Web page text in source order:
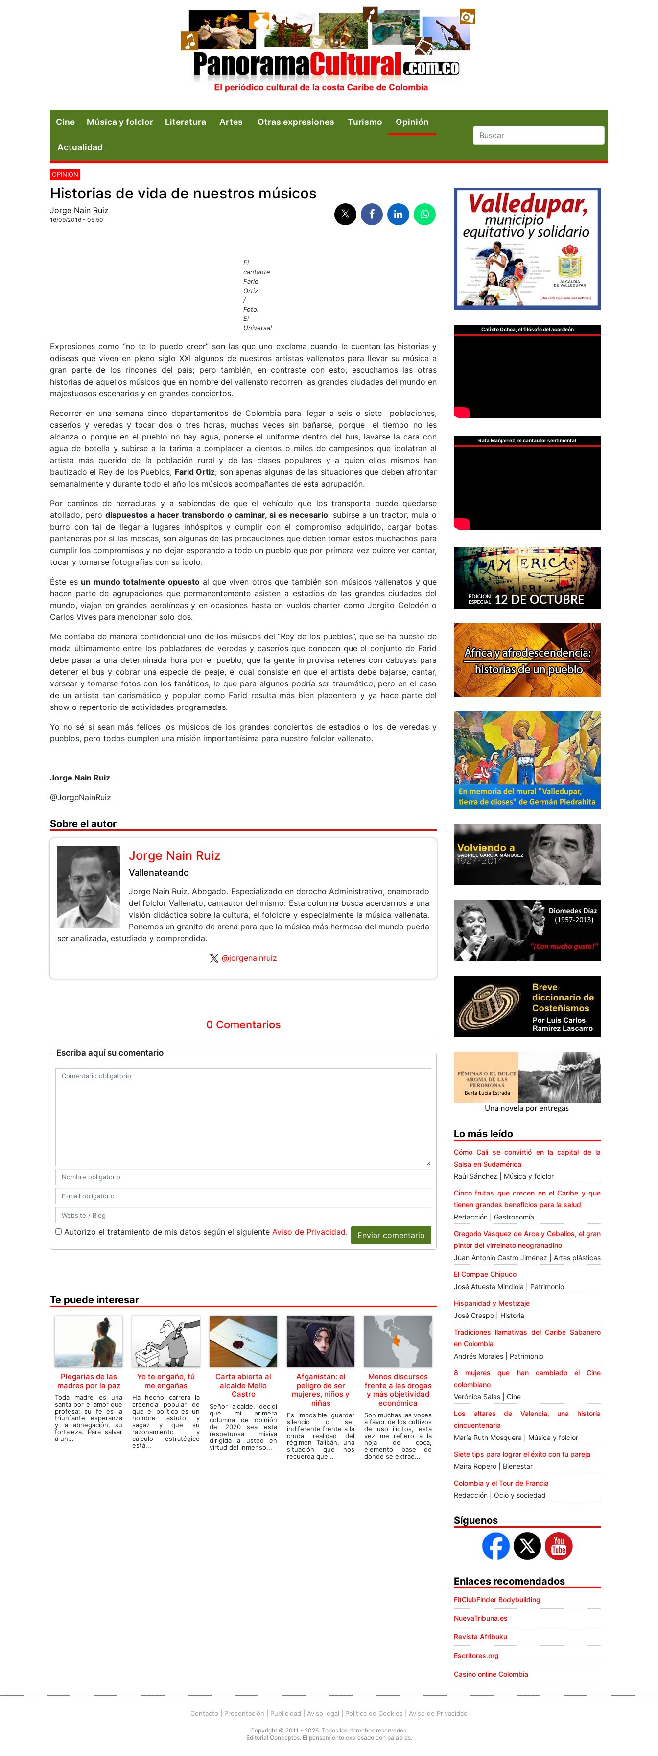
Cine Música y folclor Literatura Artes Otras expresiones Turismo Opinión
Actualidad
OPINIÓN
Historias de vida de nuestros músicos
Jorge Nain Ruiz
16/09/2016 - 05:50
El
cantante
Farid
Ortiz
/
Foto:
El
Universal
Expresiones como “no te lo puedo creer” son las que uno exclama cuando le cuentan las historias y
odiseas que viven en pleno siglo XXI algunos de nuestros artistas vallenatos para llevar su música a
gran parte de los rincones del país; pero también, en contraste con esto, escuchamos las otras
historias de aquellos músicos que en nombre del vallenato recorren las grandes ciudades del mundo en
majestuosos escenarios y en grandes conciertos.
Recorrer en una semana cinco departamentos de Colombia para llegar a seis o siete poblaciones,
caseríos y veredas y tocar dos o tres horas, muchas veces sin bañarse, porque el tiempo no les
alcanza o porque en el pueblo no hay agua, ponerse el uniforme dentro del bus, lavarse la cara con
agua de botella y subirse a la tarima a complacer a cientos o miles de campesinos que idolatran al
artista más querido de la población rural y de las clases populares y a quien ellos mismos han
bautizado el Rey de los Pueblos, Farid Ortiz; son apenas algunas de las situaciones que deben afrontar
semanalmente y durante todo el año los músicos acompañantes de esta agrupación.
Por caminos de herraduras y a sabiendas de que el vehículo que los transporta puede quedarse
atollado, pero dispuestos a hacer transbordo o caminar, si es necesario, subirse a un tractor, mula o
burro con tal de llegar a lugares inhóspitos y cumplir con el compromiso adquirido, cargar botas
pantaneras por si las moscas, son algunas de las precauciones que deben tomar estos muchachos para
cumplir los compromisos y no dejar esperando a todo un pueblo que por primera vez quiere ver cantar,
tocar y tomarse fotografías con su ídolo.
Éste es un mundo totalmente opuestoal que viven otros que también son músicos vallenatos y que
hacen parte de agrupaciones que permanentemente asisten a estadios de las grandes ciudades del
mundo, viajan en grandes aerolíneas y en ocasiones hasta en vuelos charter como Jorgito Celedón o
Carlos Vives para mencionar solo dos.
Me contaba de manera confidencial uno de los músicos del “Rey de los pueblos”, que se ha puesto de
moda últimamente entre los pobladores de veredas y caseríos que conocen que el conjunto de Farid
debe pasar a una determinada hora por el pueblo, que la gente improvisa retenes con cabuyas para
detener el bus y cobrar una especie de peaje, el cual consiste en que el artista debe bajarse, cantar,
versear y tomarse fotos con los fanáticos, lo que para algunos podría ser traumático, pero en el caso
de un artista tan carismático y popular como Farid resulta más bien placentero y ya hace parte del
show o repertorio de actividades programadas.
Yo no sé si sean más felices los músicos de los grandes conciertos de estadios o los de veredas y
pueblos, pero todos cumplen una misión importantísima para nuestro folclor vallenato.
Jorge Nain Ruiz
@JorgeNainRuiz
Sobre el autor
Jorge Nain Ruiz
Vallenateando
Jorge Nain Ruíz. Abogado. Especializado en derecho Administrativo, enamorado
del folclor Vallenato, cantautor del mismo. Esta columna busca acercarnos a una
visión didáctica sobre la cultura, el folclore y especialmente la música vallenata.
Ponemos un granito de arena para que la música más hermosa del mundo pueda
ser analizada, estudiada y comprendida.
@jorgenainruiz
0 Comentarios
Escriba aquí su comentario
Autorizo el tratamiento de mis datos según el siguiente Aviso de Privacidad. Enviar comentario
Te puede interesar
Plegarias de las
madres por la paz
Toda madre es una
santa por el amor que
profesa; su fe es la
triunfante esperanza
y la abnegación, su
fortaleza. Para salvar
a un...
Yo te engaño, tú
me engañas
Ha hecho carrera la
creencia popular de
que el político es un
hombre astuto y
sagaz y que su
razonamiento y
cálculo estratégico
está...
Carta abierta al
alcalde Mello
Castro
Señor alcalde, decidí
que mi primera
columna de opinión
del 2020 sea esta
respetuosa misiva
dirigida a usted en
virtud del inmenso...
Afganistán: el
peligro de ser
mujeres, niños y
niñas
Es imposible guardar
silencio o ser
indiferente frente a la
cruda realidad del
régimen Talibán, una
situación que nos
recuerda que...
Menos discursos
frente a las drogas
y más objetividad
económica
Son muchas las voces
a favor de los cultivos
de uso ilícitos, esta
vez me refiero a la
hoja de coca,
elemento base de
donde se extrae...
Calixto Ochoa, el filósofo del acordeón
Rafa Manjarrez, el cantautor sentimental
Lo más leído
Cómo Cali se convirtió en la capital de la
Salsa en Sudamérica
Raúl Sánchez | Música y folclor
Cinco frutas que crecen en el Caribe y que
tienen grandes beneficios para la salud
Redacción | Gastronomía
Gregorio Vásquez de Arce y Ceballos, el gran
pintor del virreinato neogranadino
Juan Antonio Castro Jiménez | Artes plásticas
El Compae Chipuco
José Atuesta Mindiola | Patrimonio
Hispanidad y Mestizaje
José Crespo | Historia
Tradiciones llamativas del Caribe Sabanero
en Colombia
Andrés Morales | Patrimonio
8 mujeres que han cambiado el Cine
colombiano
Verónica Salas | Cine
Los altares de Valencia, una historia
cincuentenaria
María Ruth Mosquera | Música y folclor
Siete tips para lograr el éxito con tu pareja
Maira Ropero | Bienestar
Colombia y el Tour de Francia
Redacción | Ocio y sociedad
Síguenos
Enlaces recomendados
FitClubFinder Bodybuilding
NuevaTribuna.es
Revista Afribuku
Escritores.org
Casino online Colombia
Contacto Presentación Publicidad Aviso legal Política de Cookies Aviso de Privacidad
Copyright © 2011 - 2026. Todos los derechos reservados.
Editorial Conceptos. El pensamiento expresado con palabras.